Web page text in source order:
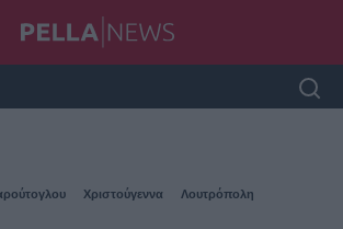
Χριστούγεννα Λουτρόπολη